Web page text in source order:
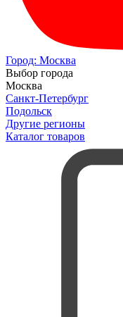
Город: Москва
Выбор города
Москва
Санкт-Петербург
Подольск
Другие регионы
Каталог товаров